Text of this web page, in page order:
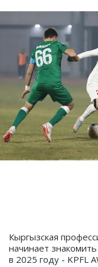
Кыргызская
начинает
в 2025 году - KPFL